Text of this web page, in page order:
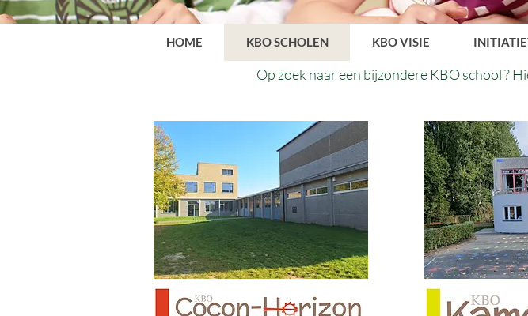
HOME KBO SCHOLEN KBO VISIE
Op zoek naar een bijzondere KBO school ?